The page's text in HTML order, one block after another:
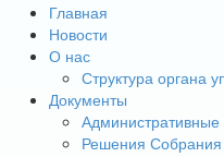
Главная
Новости
О нас
Структура органа
Документы
Решения